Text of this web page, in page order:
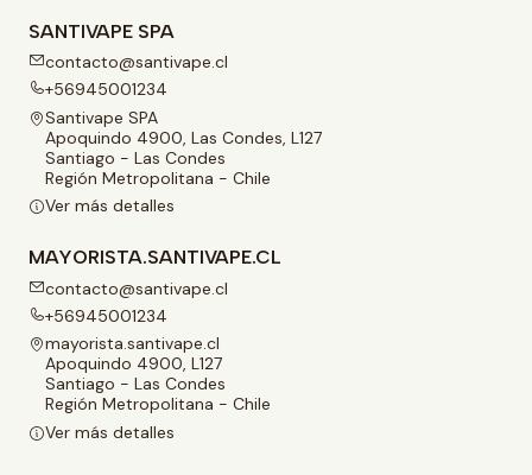
SANTIVAPE SPA
contacto@santivape.cl
+56945001234
Santivape SPA
Apoquindo 4900, Las Condes, L127
Santiago - Las Condes
Región Metropolitana - Chile
Ver más detalles
MAYORISTA.SANTIVAPE.CL
contacto@santivape.cl
+56945001234
mayorista.santivape.cl
Apoquindo 4900, L127
Santiago - Las Condes
Región Metropolitana - Chile
Ver más detalles